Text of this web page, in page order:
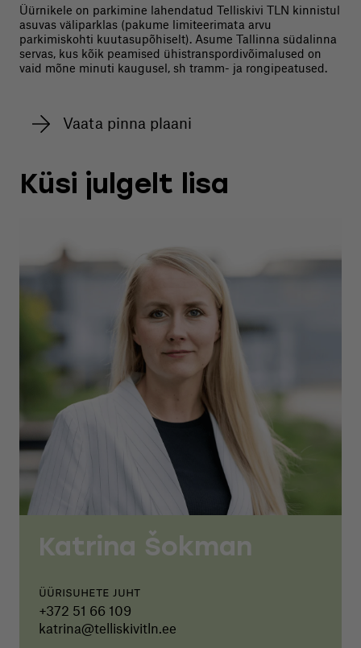
Üürnikele on parkimine lahendatud Telliskivi TLN kinnistul
asuvas väliparklas (pakume limiteerimata arvu
parkimiskohti kuutasupõhiselt). Asume Tallinna südalinna
servas, kus kõik peamised ühistranspordivõimalused on
vaid mõne minuti kaugusel, sh tramm- ja rongipeatused.
Vaata pinna plaani
Küsi julgelt lisa
Katrina Šokman
Üürisuhete juht
+372 51 66 109
katrina@telliskivitln.ee